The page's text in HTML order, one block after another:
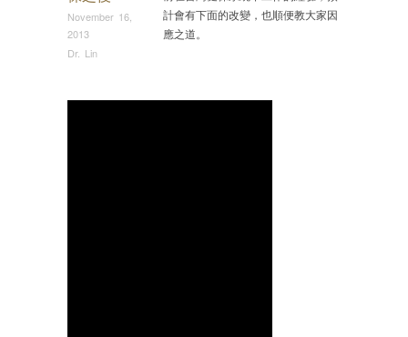
November 16,
2013
Dr. Lin
計會有下面的改變，也順便教大家因
應之道。